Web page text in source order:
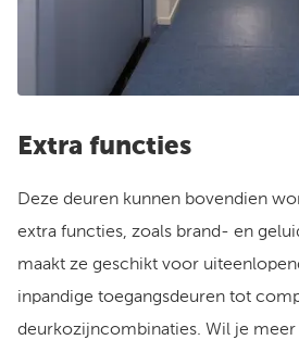
Extra functies
Deze deuren kunnen bovendien
extra functies, zoals brand- en
maakt ze geschikt voor
inpandige toegangsdeuren tot
deurkozijncombinaties. Wil je